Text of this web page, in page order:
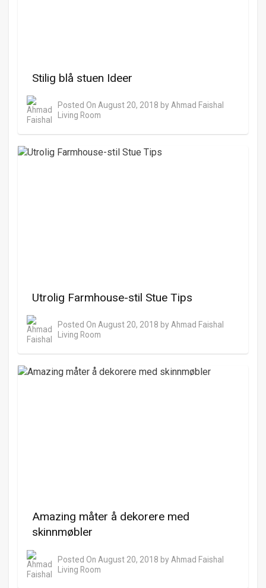
Stilig blå stuen Ideer
Posted On August 20, 2018 by Ahmad Faishal
Living Room
Utrolig Farmhouse-stil Stue Tips
Posted On August 20, 2018 by Ahmad Faishal
Living Room
Amazing måter å dekorere med
skinnmøbler
Posted On August 20, 2018 by Ahmad Faishal
Living Room